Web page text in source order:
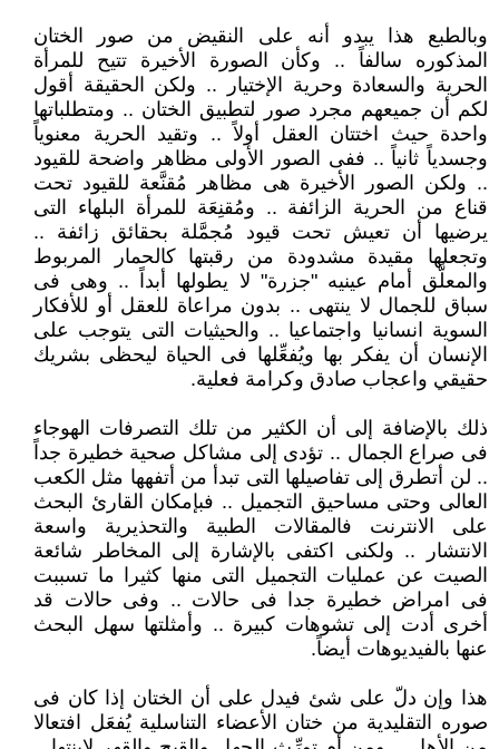
وبالطبع هذا يبدو أنه على النقيض من صور الختان
المذكوره سالفاً .. وكأن الصورة الأخيرة تتيح للمرأة
الحرية والسعادة وحرية الإختيار .. ولكن الحقيقة أقول
لكم أن جميعهم مجرد صور لتطبيق الختان .. ومتطلباتها
واحدة حيث اختتان العقل أولاً .. وتقيد الحرية معنوياً
وجسدياً ثانياً .. ففى الصور الأولى مظاهر واضحة للقيود
.. ولكن الصور الأخيرة هى مظاهر مُقنَّعة للقيود تحت
قناع من الحرية الزائفة .. ومُقنِعَة للمرأة البلهاء التى
يرضيها أن تعيش تحت قيود مُجمَّلة بحقائق زائفة ..
وتجعلها مقيدة مشدودة من رقبتها كالحمار المربوط
والمعلَّق أمام عينيه "جزرة" لا يطولها أبداً .. وهى فى
سباق للجمال لا ينتهى .. بدون مراعاة للعقل أو للأفكار
السوية انسانيا واجتماعيا .. والحيثيات التى يتوجب على
الإنسان أن يفكر بها ويُفعِّلها فى الحياة ليحظى بشريك
حقيقي واعجاب صادق وكرامة فعلية.
ذلك بالإضافة إلى أن الكثير من تلك التصرفات الهوجاء
فى صراع الجمال .. تؤدى إلى مشاكل صحية خطيرة جداً
.. لن أتطرق إلى تفاصيلها التى تبدأ من أتفهها مثل الكعب
العالى وحتى مساحيق التجميل .. فبإمكان القارئ البحث
على الانترنت فالمقالات الطبية والتحذيرية واسعة
الانتشار .. ولكنى اكتفى بالإشارة إلى المخاطر شائعة
الصيت عن عمليات التجميل التى منها كثيرا ما تسببت
فى امراض خطيرة جدا فى حالات .. وفى حالات قد
أخرى أدت إلى تشوهات كبيرة .. وأمثلتها سهل البحث
عنها بالفيديوهات أيضاً.
هذا وإن دلّ على شئ فيدل على أن الختان إذا كان فى
صوره التقليدية من ختان الأعضاء التناسلية يُفعَل افتعالا